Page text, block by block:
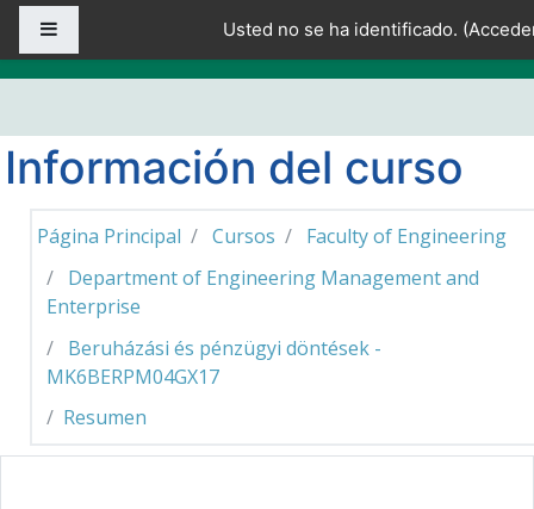
Salta al contenido principal
Usted no se ha identificado. (
Información del curso
Página Principal Cursos
Faculty of Engineering
Department of Engineering Management and
Enterprise
Beruházási és pénzügyi döntések -
MK6BERPM04GX17
Resumen